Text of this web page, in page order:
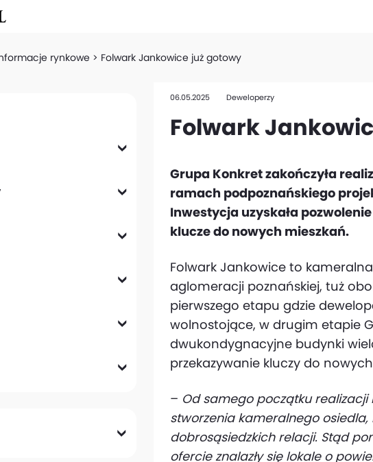
rynkowe Folwark Jankowice już gotowy
06.05.2025 Deweloperzy
Folwark
Grupa Konkret zakończyła
ramach podpoznańskiego
Inwestycja uzyskała
klucze do nowych mieszkań.
Folwark Jankowice to
aglomeracji poznańskiej, tuż
pierwszego etapu gdzie
wolnostojące, w drugim etapie
dwukondygnacyjne budynki
przekazywanie kluczy do
– Od samego początku
stworzenia kameralnego
dobrosąsiedzkich relacji. Stąd
ofercie znalazły się lokale o